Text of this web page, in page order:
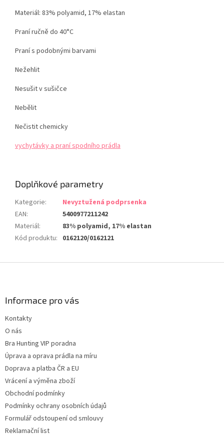
Materiál: 83% polyamid, 17% elastan
Praní ručně do 40°C
Praní s podobnými barvami
Nežehlit
Nesušit v sušičce
Nebělit
Nečistit chemicky
vychytávky a praní spodního prádla
Doplňkové parametry
Kategorie:
Nevyztužená podprsenka
EAN:
5400977211242
Materiál:
83% polyamid, 17% elastan
Kód produktu: 0162120/0162121
Informace pro vás
Kontakty
O nás
Bra Hunting VIP poradna
Úprava a oprava prádla na míru
Doprava a platba ČR a EU
Vrácení a výměna zboží
Obchodní podmínky
Podmínky ochrany osobních údajů
Formulář odstoupení od smlouvy
Reklamační list